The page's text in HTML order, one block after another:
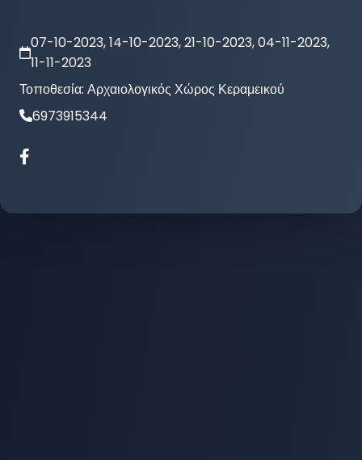
07-10-2023, 14-10-2023, 21-10-2023, 04-11-2023,
11-11-2023
Τοποθεσία: Αρχαιολογικός Χώρος Κεραμεικού
6973915344